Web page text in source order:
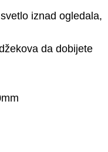
iznad ogledala,
da dobijete